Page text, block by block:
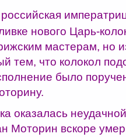
нового Царь-
мастерам, но
тем, что колокол
было
оказалась
Моторин вскоре